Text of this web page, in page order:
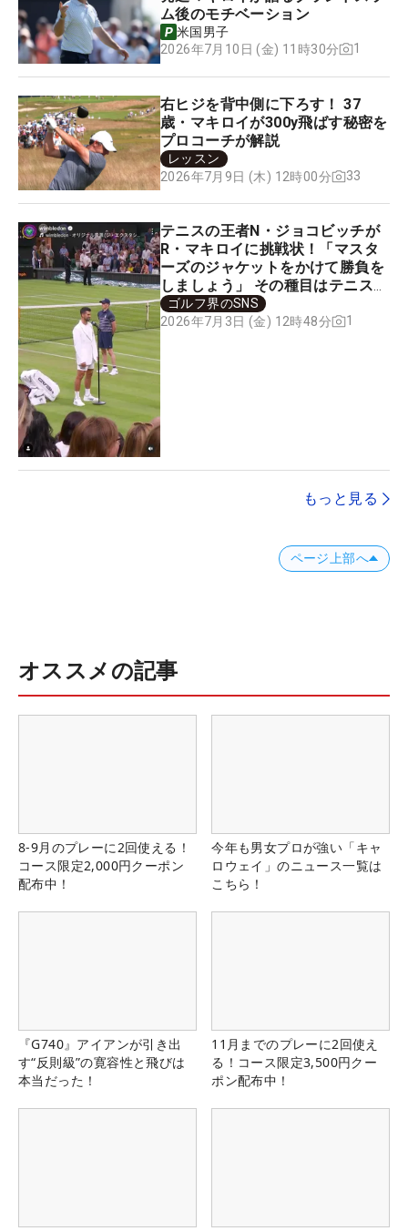
ム後のモチベーション
米国男子
2026年7月10日 (金) 11時30分
1
右ヒジを背中側に下ろす！ 37
歳・マキロイが300y飛ばす秘密を
プロコーチが解説
レッスン
2026年7月9日 (木) 12時00分
33
テニスの王者N・ジョコビッチが
R・マキロイに挑戦状！「マスタ
ーズのジャケットをかけて勝負を
しましょう」 その種目はテニス？
ゴルフ？
ゴルフ界のSNS
2026年7月3日 (金) 12時48分
1
もっと見る
ページ上部へ
オススメの記事
8-9月のプレーに2回使える！
コース限定2,000円クーポン
配布中！
今年も男女プロが強い「キャ
ロウェイ」のニュース一覧は
こちら！
『G740』アイアンが引き出
す“反則級”の寛容性と飛びは
本当だった！
11月までのプレーに2回使え
る！コース限定3,500円クー
ポン配布中！